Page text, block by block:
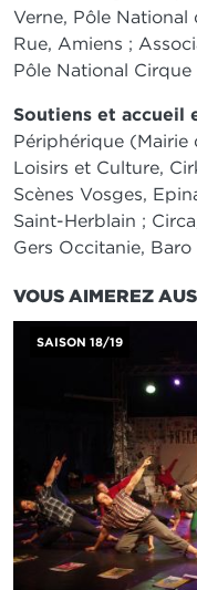
Verne, Pôle
Rue, Amiens ;
Pôle National
Soutiens et accueil
Périphérique (Mairie
Loisirs et Culture,
Scènes Vosges,
Saint-Herblain ;
Gers Occitanie,
VOUS AIMEREZ
SAISON 18/19